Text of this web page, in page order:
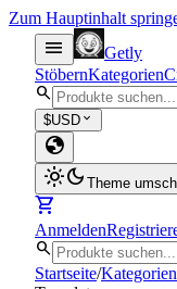
Zum Hauptinhalt
menu
Getly
StöbernKategorien
search
$USD expand_more
globe
light_modedark_mode Theme
shopping_cart
Anmelden
search
Startseite/Kategorien